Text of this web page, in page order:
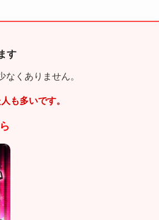
す
くありません。
も多いです。